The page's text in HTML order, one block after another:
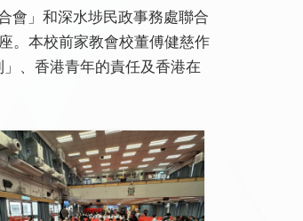
會」和深水埗民政事務處聯合
。本校前家教會校董傅健慈作
、香港青年的責任及香港在